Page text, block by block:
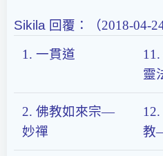
Sikila 回覆：（2018-04-24
1. 一貫道
靈
2. 佛教如來宗—
妙禪
教